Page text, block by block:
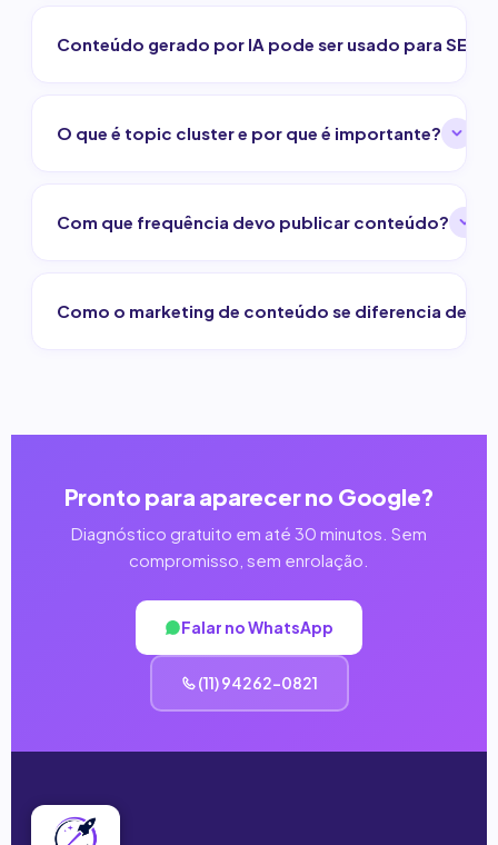
Conteúdo gerado por IA pode ser usado para SEO?
O que é topic cluster e por que é importante?
Com que frequência devo publicar conteúdo?
Como o marketing de conteúdo se diferencia de
Pronto para aparecer no Google?
Diagnóstico gratuito em até 30 minutos. Sem
compromisso, sem enrolação.
Falar no WhatsApp
(11) 94262-0821